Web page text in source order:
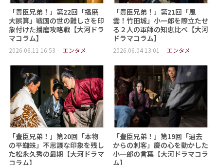
「豊臣兄弟！」第22回「播磨
大誤算」戦国の世の難しさを印
象付けた播磨攻略戦【大河ドラ
マコラム】
2026.06.11 16:53 エンタメ
「豊臣兄弟！」第21回「風
雲！竹田城」小一郎を際立たせ
る２人の軍師の知恵比べ【大河
ドラマコラム】
2026.06.04 13:01 エンタメ
「豊臣兄弟！」第20回「本物
の平蜘蛛」不思議な印象を残し
た松永久秀の最期【大河ドラマ
コラム】
「豊臣兄弟！」第19回「過去
からの刺客」慶の心を動かした
小一郎の言葉【大河ドラマコラ
ム】